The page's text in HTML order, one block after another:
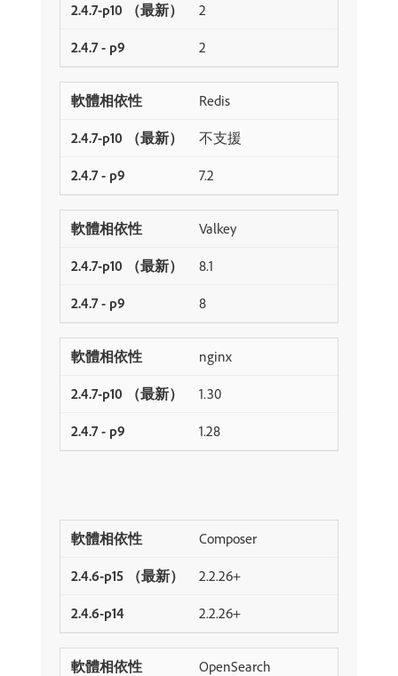
2
2
Redis
不支援
7.2
Valkey
8.1
8
nginx
1.30
1.28
Composer
2.2.26+
2.2.26+
OpenSearch